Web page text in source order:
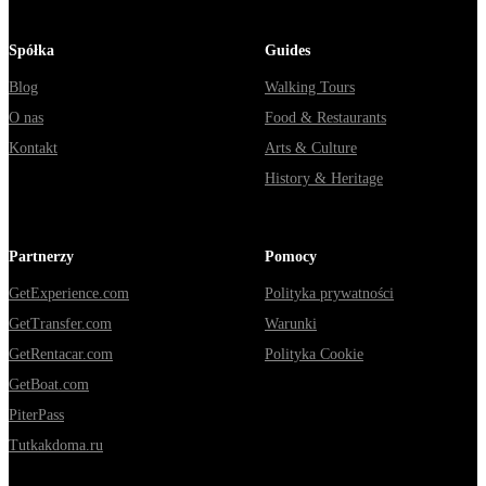
Spółka
Blog
O nas
Kontakt
Guides
Walking Tours
Food & Restaurants
Arts & Culture
History & Heritage
Partnerzy
GetExperience.com
GetTransfer.com
GetRentacar.com
GetBoat.com
PiterPass
Tutkakdoma.ru
Pomocy
Polityka prywatności
Warunki
Polityka Cookie